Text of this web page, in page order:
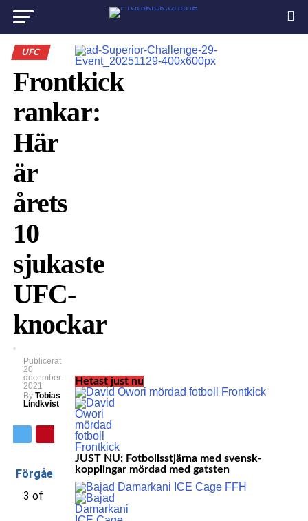
UFC
Frontkick
rankar:
Här
är
årets
10
sjukaste
UFC-
knockar
Publicerat
20
december
2021
By Tobias
Lindkvist
Förgående
3 of
Hetast just nu
JUST NU: Fotbollsstjärna med svensk-
kopplingar mördad med gatsten